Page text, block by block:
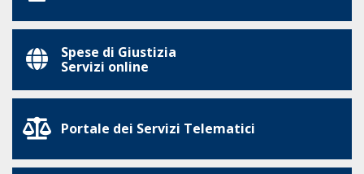
Spese di Giustizia
Servizi online
Portale dei Servizi Telematici